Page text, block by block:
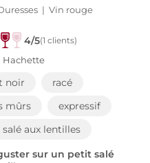
| Vin rouge
4/5(1 clients)
Hachette
noir
racé
mûrs
expressif
aux lentilles
sur un petit salé